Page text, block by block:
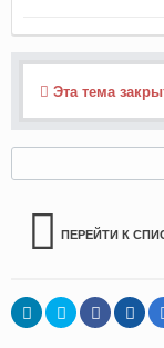
Эта тема
ПЕРЕЙТИ К